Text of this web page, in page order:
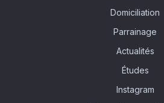
Domiciliation
Parrainage
Actualités
Études
Instagram